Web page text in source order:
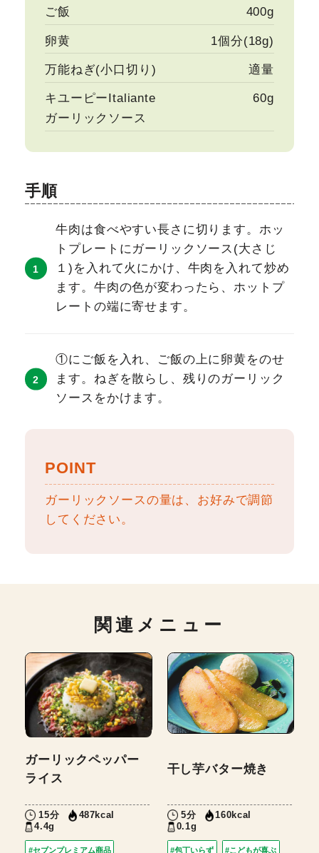
ご飯 400g
卵黄 1個分(18g)
万能ねぎ(小口切り) 適量
キユーピーItaliante
ガーリックソース
60g
手順
牛肉は食べやすい長さに切ります。ホッ
トプレートにガーリックソース(大さじ
１)を入れて火にかけ、牛肉を入れて炒め
ます。牛肉の色が変わったら、ホットプ
レートの端に寄せます。
①にご飯を入れ、ご飯の上に卵黄をのせ
ます。ねぎを散らし、残りのガーリック
ソースをかけます。
POINT
ガーリックソースの量は、お好みで調節
してください。
関連メニュー
ガーリックペッパー
ライス
15分
487kcal
4.4g
#セブンプレミアム商品
干し芋バター焼き
5分
160kcal
0.1g
#包丁いらず #こどもが喜ぶ